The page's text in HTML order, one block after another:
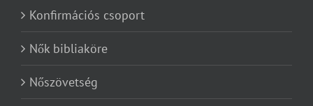
Konfirmációs csoport
Nők bibliaköre
Nőszövetség